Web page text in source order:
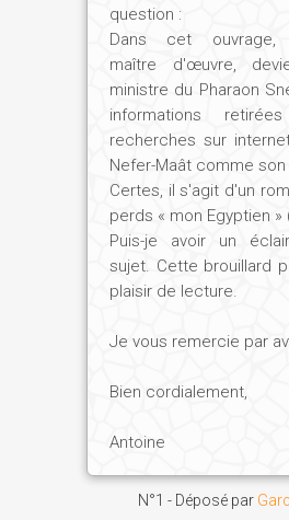
Trois pyramides sont
Snéfrou : celle de
sud de toutes les
géantes de Dachour (à
taille de celle de
la rhomboïdale, c'est-à
pente. Si Meidoum est
cause de son
touristiques et de la
état extérieur. À
pyramide à degrés,
pyramide lisse, son
conservation. Pour
temps, deux pyramides
proximité de la capitale
question :
Dans cet ouvrage,
maître d'œuvre,
ministre du Pharaon
informations
recherches sur
Nefer-Maât comme son
Certes, il s'agit d'un
perds « mon Egyptien »
Puis-je avoir un
sujet. Cette brouillard
plaisir de lecture.
Je vous remercie par
Bien cordialement,
Antoine
N°1 - Déposé par